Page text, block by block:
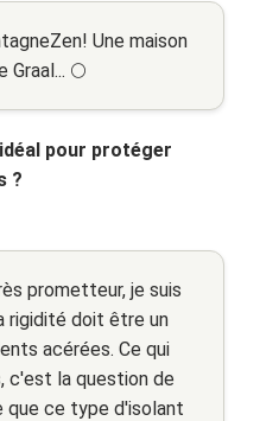
Une maison
🌕
pour protéger
?
prometteur, je suis
rigidité doit être un
acérées. Ce qui
c'est la question de
que ce type d'isolant